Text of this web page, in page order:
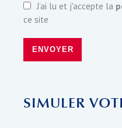
J’ai lu et j'accepte la
ce site
ENVOYER
SIMULER